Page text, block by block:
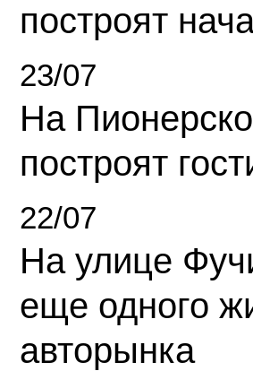
построят
23/07
На
построят
22/07
На улице
еще одного
авторынка